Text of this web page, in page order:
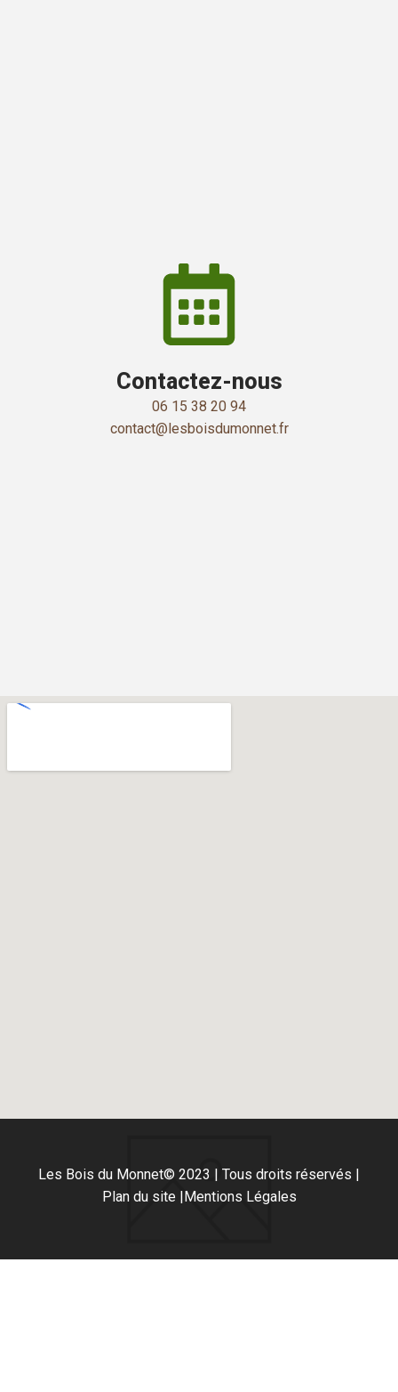
Contactez-nous
06 15 38 20 94
contact@lesboisdumonnet.fr
Les Bois du Monnet© 2023 | Tous droits réservés |
Plan du site |Mentions Légales